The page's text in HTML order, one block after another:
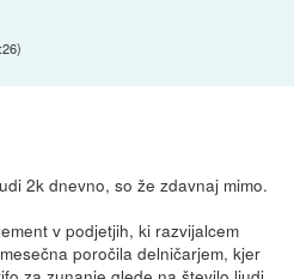
)
2k dnevno, so že zdavnaj mimo.
v podjetjih, ki razvijalcem
poročila delničarjem, kjer